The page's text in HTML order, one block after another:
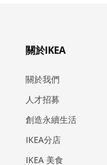
關於IKEA
關於我們
人才招募
創造永續生活
IKEA分店
IKEA 美食